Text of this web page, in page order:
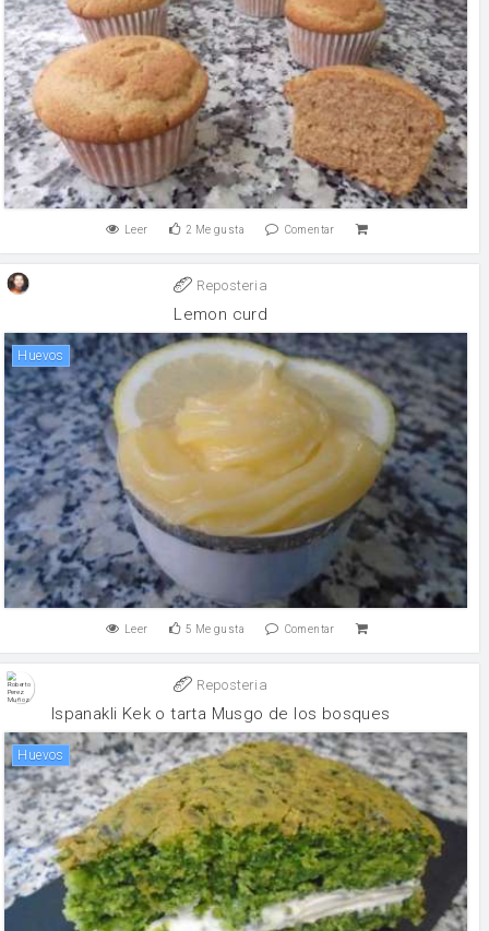
Leer 2 Me gusta Comentar
Reposteria
Lemon curd
huevos
Leer 5 Me gusta Comentar
Reposteria
Ispanakli Kek o tarta Musgo de los bosques
huevos